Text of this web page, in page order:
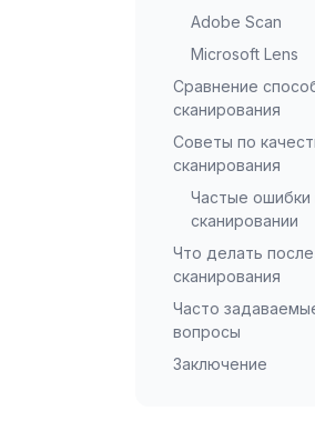
Adobe Scan
Microsoft Lens
Сравнение
сканирования
Советы по
сканирования
Частые ошибки
сканировании
Что делать после
сканирования
Часто
вопросы
Заключение